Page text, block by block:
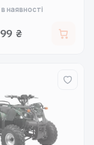
наявності
₴